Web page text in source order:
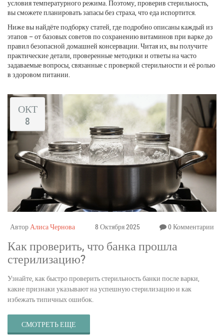
условия температурного режима. Поэтому, проверив стерильность,
вы сможете планировать запасы без страха, что еда испортится.
Ниже вы найдёте подборку статей, где подробно описаны каждый из
этапов – от базовых советов по сохранению витаминов при варке до
правил безопасной домашней консервации. Читая их, вы получите
практические детали, проверенные методики и ответы на часто
задаваемые вопросы, связанные с проверкой стерильности и её ролью
в здоровом питании.
ОКТ
8
АвторАлиса Чернова 8 Октября 2025 0 Комментарии
Как проверить, что банка прошла
стерилизацию?
Узнайте, как быстро проверить стерильность банки после варки,
какие признаки указывают на успешную стерилизацию и как
избежать типичных ошибок.
СМОТРЕТЬ ЕЩЕ